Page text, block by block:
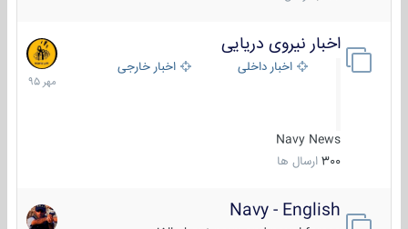
اخبار نیروی دریایی
اخبار داخلی اخبار خارجی
Navy News
300 ارسال ها
27
مهر
1395
Navy - English
22